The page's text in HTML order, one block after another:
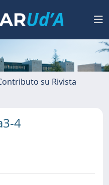
su Rivista
4